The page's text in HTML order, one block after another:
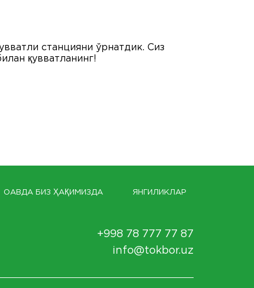
станцияни ўрнатдик. Сиз
қувватланинг!
ОАВДА БИЗ ҲАҚИМИЗДА ЯНГИЛИКЛАР
+998 78 777 77 87
info@tokbor.uz